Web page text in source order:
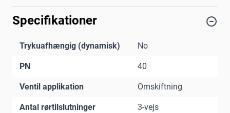
Specifikationer
Trykuafhængig (dynamisk) No
PN 40
Ventil applikation Omskiftning
Antal rørtilslutninger 3-vejs